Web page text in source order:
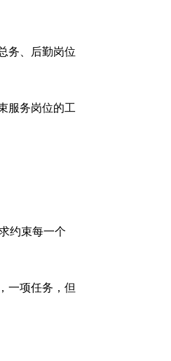
务、后勤岗位
服务岗位的工
约束每一个
一项任务，但